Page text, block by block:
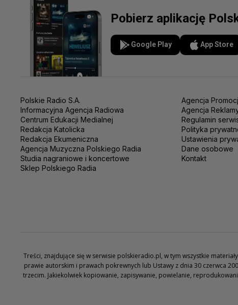
Pobierz aplikację
Google Play App Store
Polskie Radio S.A.
Informacyjna Agencja Radiowa
Centrum Edukacji Medialnej
Redakcja Katolicka
Redakcja Ekumeniczna
Agencja Muzyczna Polskiego Radia
Studia nagraniowe i koncertowe
Sklep Polskiego Radia
Agencja
Agencja
Regulamin
Polityka
Ustawienia
Dane osobowe
Kontakt
Treści, znajdujące się w serwisie polskieradio.pl, w tym wszystkie
prawie autorskim i prawach pokrewnych lub Ustawy z dnia 30 czerwca
trzecim. Jakiekolwiek kopiowanie, zapisywanie, powielanie,